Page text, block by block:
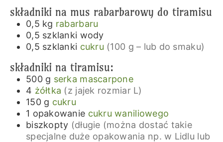
składniki na mus rabarbarowy do tiramisu
0,5 kg rabarbaru
0,5 szklanki wody
0,5 szklanki cukru (100 g – lub do smaku)
składniki na tiramisu:
500 g serka mascarpone
4 żółtka (z jajek rozmiar L)
150 g cukru
1 opakowanie cukru waniliowego
biszkopty (długie (można dostać takie
specjalne duże opakowania np. w Lidlu lub